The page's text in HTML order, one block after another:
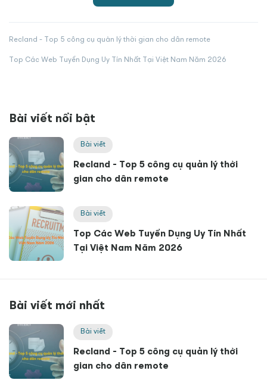
Bài viết nổi bật
Bài viết
Recland - Top 5 công cụ quản lý thời
gian cho dân remote
Bài viết
Top Các Web Tuyển Dụng Uy Tín Nhất
Tại Việt Nam Năm 2026
Bài viết mới nhất
Bài viết
Recland - Top 5 công cụ quản lý thời
gian cho dân remote
Recland - Top 5 công cụ quản lý thời gian cho dân remote
Top Các Web Tuyển Dụng Uy Tín Nhất Tại Việt Nam Năm 2026